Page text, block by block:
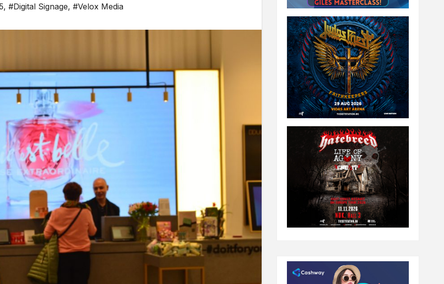
, #Digital Signage, #Velox Media